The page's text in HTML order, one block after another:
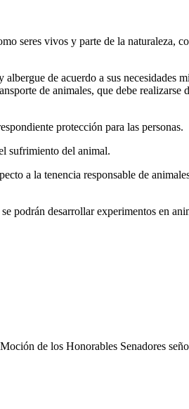
seres vivos y parte de la naturaleza,
de acuerdo a sus
de animales, que debe realizarse
protección para las personas.
sufrimiento del animal.
a la tenencia responsable de
podrán desarrollar experimentos en
de los Honorables Senadores